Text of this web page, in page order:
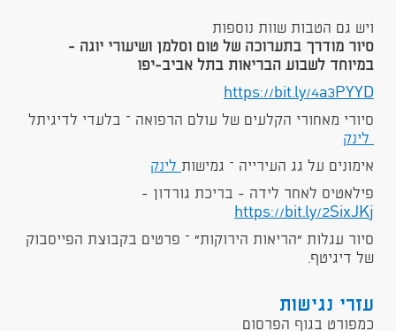
ויש גם הטבות שוות נוספות
סיור מודרך בתערוכה של טום וסלמן ושיעורי יוגה -
במיוחד לשבוע הבריאות בתל אביב-יפו
https://bit.ly/4a3PYYD
סיורי מאחורי הקלעים של עולם הרפואה – בלעדי לדיגיתל
לינק
אימונים על גג העירייה – גמישות לינק
פילאטיס לאחר לידה - בריכת גורדון -
https://bit.ly/2SixJKj
סיור עגלות "הריאות הירוקות" – פרטים בקבוצת הפייסבוק
של דיגיטף.
עזרי נגישות
כמפורט בגוף הפרסום